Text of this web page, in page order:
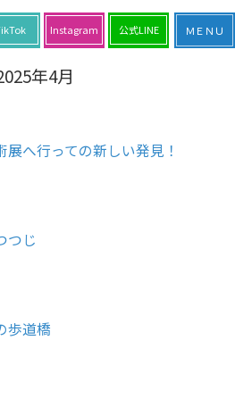
年4月
展へ行っての新しい発見！
つじ
歩道橋
公式LINE
Instagram